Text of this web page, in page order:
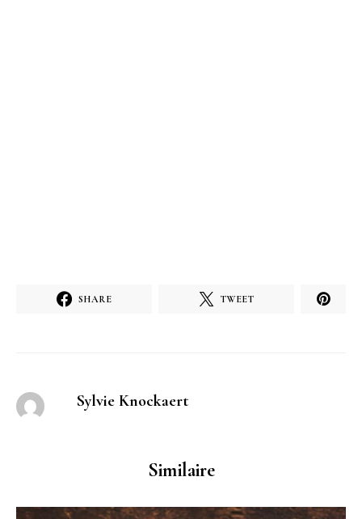
SHARE TWEET
Sylvie Knockaert
Similaire